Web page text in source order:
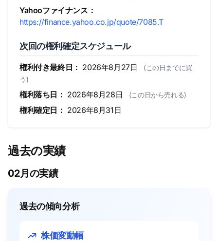
Yahooファイナンス：
https://finance.yahoo.co.jp/quote/7085.T
次回の権利確定スケジュール
権利付き最終日： 2026年8月27日
(この日までに買
う)
権利落ち日： 2026年8月28日 (この日から売れる)
権利確定日： 2026年8月31日
過去の実績
02月の実績
過去の傾向分析
株価変動幅